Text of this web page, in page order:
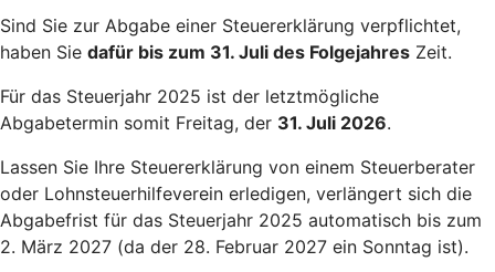
Sind Sie zur Abgabe einer Steuererklärung verpflichtet,
haben Sie dafür bis zum 31. Juli des Folgejahres Zeit.
Für das Steuerjahr 2025 ist der letztmögliche
Abgabetermin somit Freitag, der 31. Juli 2026.
Lassen Sie Ihre Steuererklärung von einem Steuerberater
oder Lohnsteuerhilfeverein erledigen, verlängert sich die
Abgabefrist für das Steuerjahr 2025 automatisch bis zum
2. März 2027 (da der 28. Februar 2027 ein Sonntag ist).